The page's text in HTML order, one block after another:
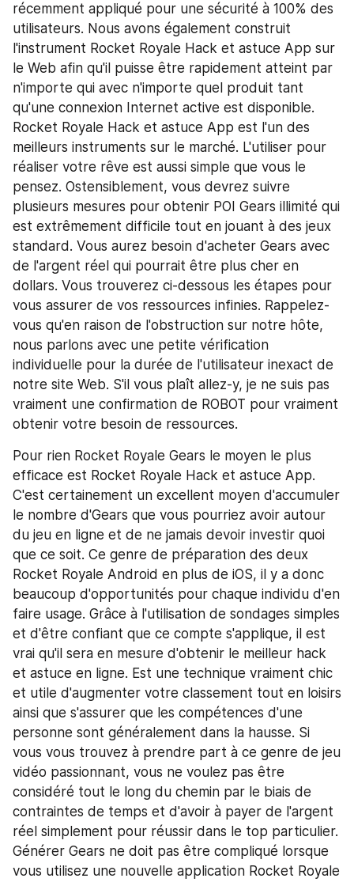
récemment appliqué pour une sécurité à 100% des
utilisateurs. Nous avons également construit
l'instrument Rocket Royale Hack et astuce App sur
le Web afin qu'il puisse être rapidement atteint par
n'importe qui avec n'importe quel produit tant
qu'une connexion Internet active est disponible.
Rocket Royale Hack et astuce App est l'un des
meilleurs instruments sur le marché. L'utiliser pour
réaliser votre rêve est aussi simple que vous le
pensez. Ostensiblement, vous devrez suivre
plusieurs mesures pour obtenir POI Gears illimité qui
est extrêmement difficile tout en jouant à des jeux
standard. Vous aurez besoin d'acheter Gears avec
de l'argent réel qui pourrait être plus cher en
dollars. Vous trouverez ci-dessous les étapes pour
vous assurer de vos ressources infinies. Rappelez-
vous qu'en raison de l'obstruction sur notre hôte,
nous parlons avec une petite vérification
individuelle pour la durée de l'utilisateur inexact de
notre site Web. S'il vous plaît allez-y, je ne suis pas
vraiment une confirmation de ROBOT pour vraiment
obtenir votre besoin de ressources.
Pour rien Rocket Royale Gears le moyen le plus
efficace est Rocket Royale Hack et astuce App.
C'est certainement un excellent moyen d'accumuler
le nombre d'Gears que vous pourriez avoir autour
du jeu en ligne et de ne jamais devoir investir quoi
que ce soit. Ce genre de préparation des deux
Rocket Royale Android en plus de iOS, il y a donc
beaucoup d'opportunités pour chaque individu d'en
faire usage. Grâce à l'utilisation de sondages simples
et d'être confiant que ce compte s'applique, il est
vrai qu'il sera en mesure d'obtenir le meilleur hack
et astuce en ligne. Est une technique vraiment chic
et utile d'augmenter votre classement tout en loisirs
ainsi que s'assurer que les compétences d'une
personne sont généralement dans la hausse. Si
vous vous trouvez à prendre part à ce genre de jeu
vidéo passionnant, vous ne voulez pas être
considéré tout le long du chemin par le biais de
contraintes de temps et d'avoir à payer de l'argent
réel simplement pour réussir dans le top particulier.
Générer Gears ne doit pas être compliqué lorsque
vous utilisez une nouvelle application Rocket Royale